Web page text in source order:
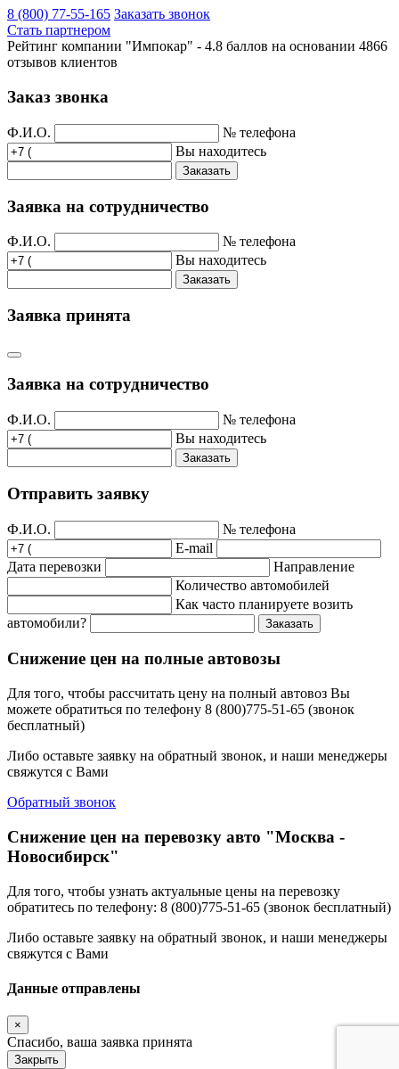
8 (800) 77-55-165 Заказать звонок
Стать партнером
Рейтинг компании "Импокар" - 4.8 баллов на основании 4866
отзывов клиентов
Заказ звонка
Ф.И.О.
№ телефона
Вы находитесь
Заказать
Заявка на сотрудничество
Ф.И.О.
№ телефона
Вы находитесь
Заказать
Заявка принята
Заявка на сотрудничество
Ф.И.О.
№ телефона
Вы находитесь
Заказать
Отправить заявку
Ф.И.О.
№ телефона
E-mail
Дата перевозки
Направление
Количество автомобилей
Как часто планируете возить
автомобили?
Заказать
Снижение цен на полные автовозы
Для того, чтобы рассчитать цену на полный автовоз Вы
можете обратиться по телефону 8 (800)775-51-65 (звонок
бесплатный)
Либо оставьте заявку на обратный звонок, и наши менеджеры
свяжутся с Вами
Обратный звонок
Снижение цен на перевозку авто "Москва -
Новосибирск"
Для того, чтобы узнать актуальные цены на перевозку
обратитесь по телефону: 8 (800)775-51-65 (звонок бесплатный)
Либо оставьте заявку на обратный звонок, и наши менеджеры
свяжутся с Вами
Данные отправлены
×
Спасибо, ваша заявка принята
Закрыть